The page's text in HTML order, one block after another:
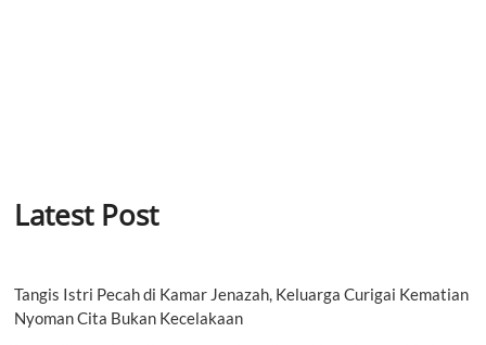
Latest Post
Tangis Istri Pecah di Kamar Jenazah, Keluarga Curigai Kematian
Nyoman Cita Bukan Kecelakaan